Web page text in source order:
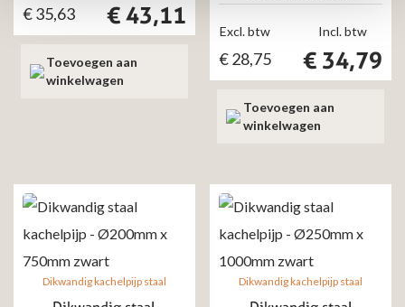
€43,11
€35,63
Toevoegen aan
winkelwagen
Incl. btw
€ 34,79
Excl. btw
€28,75
Toevoegen aan
winkelwagen
Dikwandig kachelpijp staal Dikwandig kachelpijp staal